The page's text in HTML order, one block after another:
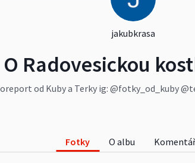
jakubkrasa
O Radovesickou
od Kuby a Terky ig: @fotky_od_kuby
Fotky O albu